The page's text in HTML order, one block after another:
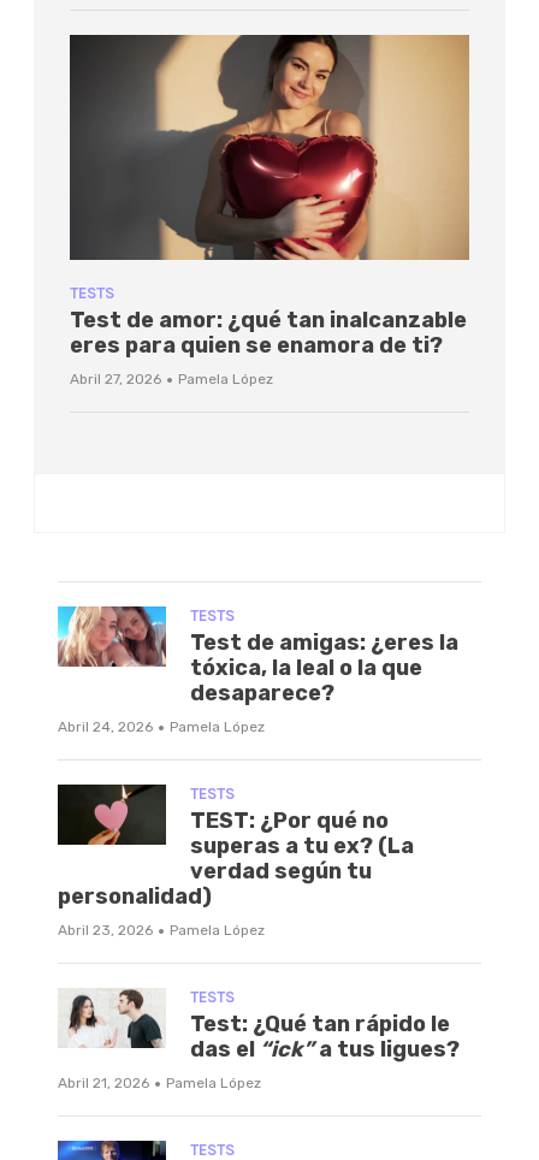
TESTS
Test de amor: ¿qué tan inalcanzable
eres para quien se enamora de ti?
Abril 27, 2026 · Pamela López
TESTS
Test de amigas: ¿eres la
tóxica, la leal o la que
desaparece?
Abril 24, 2026 · Pamela López
TESTS
TEST: ¿Por qué no
superas a tu ex? (La
verdad según tu
personalidad)
Abril 23, 2026 · Pamela López
TESTS
Test: ¿Qué tan rápido le
das el “ick”a tus ligues?
Abril 21, 2026 · Pamela López
TESTS